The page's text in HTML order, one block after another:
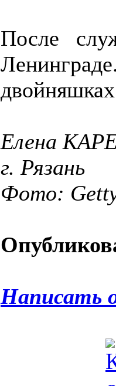
После
Елена
г. Рязань
Фото:
Написать